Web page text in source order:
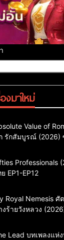
องมาใหม่
Drama
ซี
ย์เกาหลีซับไทย
Value of
รักสัมบูรณ์ (2026)
& Adventure
ซีรี่ย์เกาหลี
Professionals
EP1-EP12
Drama
Fi & Fantasy
ซีรี่
Royal Nemesis ศั
งร้ายวังหลวง
ซีรี่ย์จีน
Lead บทเพลงแห่